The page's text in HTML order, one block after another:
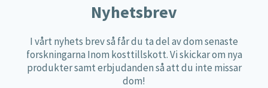
Övriga kosttillskott
100% Natural
EVP Nutrition
Nyhetsbrev
I vårt nyhets brev så får du ta del av dom senaste
forskningarna Inom kosttillskott. Vi skickar om nya
produkter samt erbjudanden så att du inte missar
dom!